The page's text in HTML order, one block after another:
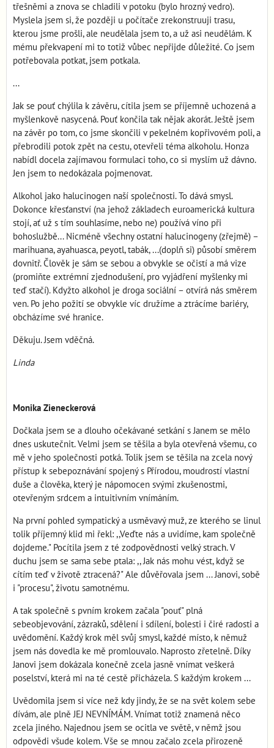
třešněmi a znova se chladili v potoku (bylo hrozný vedro).
Myslela jsem si, že později u počítače zrekonstruuji trasu,
kterou jsme prošli, ale neudělala jsem to, a už asi neudělám. K
mému překvapení mi to totiž vůbec nepřijde důležité. Co jsem
potřebovala potkat, jsem potkala.
...
Jak se pouť chýlila k závěru, cítila jsem se příjemně uchozená a
myšlenkově nasycená. Pouť končila tak nějak akorát. Ještě jsem
na závěr po tom, co jsme skončili v pekelném kopřivovém poli, a
přebrodili potok zpět na cestu, otevřeli téma alkoholu. Honza
nabídl docela zajímavou formulaci toho, co si myslím už dávno.
Jen jsem to nedokázala pojmenovat.
Alkohol jako halucinogen naší společnosti. To dává smysl.
Dokonce křesťanství (na jehož základech euroamerická kultura
stojí, ať už s tím souhlasíme, nebo ne) používá víno při
bohoslužbě... Nicméně všechny ostatní halucinogeny (zřejmě) –
marihuana, ayahuasca, peyotl, tabák, ...(doplň si) působí směrem
dovnitř. Člověk je sám se sebou a obvykle se očistí a má vize
(promiňte extrémní zjednodušení, pro vyjádření myšlenky mi
teď stačí). Kdyžto alkohol je droga sociální – otvírá nás směrem
ven. Po jeho požití se obvykle víc družíme a ztrácíme bariéry,
obcházíme své hranice.
Děkuju. Jsem vděčná.
Linda
Monika Zieneckerová
Dočkala jsem se a dlouho očekávané setkání s Janem se mělo
dnes uskutečnit. Velmi jsem se těšila a byla otevřená všemu, co
mě v jeho společnosti potká. Tolik jsem se těšila na zcela nový
přístup k sebepoznávání spojený s Přírodou, moudrostí vlastní
duše a člověka, který je nápomocen svými zkušenostmi,
otevřeným srdcem a intuitivním vnímáním.
Na první pohled sympatický a usměvavý muž, ze kterého se linul
tolik příjemný klid mi řekl: ,,Veďte nás a uvidíme, kam společně
dojdeme." Pocítila jsem z té zodpovědnosti velký strach. V
duchu jsem se sama sebe ptala: ,, Jak nás mohu vést, když se
cítím teď v životě ztracená?" Ale důvěřovala jsem ... Janovi, sobě
i "procesu", životu samotnému.
A tak společně s pvním krokem začala "pouť" plná
sebeobjevování, zázraků, sdělení i sdílení, bolesti i čiré radosti a
uvědomění. Každý krok měl svůj smysl, každé místo, k němuž
jsem nás dovedla ke mě promlouvalo. Naprosto zřetelně. Díky
Janovi jsem dokázala konečně zcela jasně vnímat veškerá
poselství, která mi na té cestě přicházela. S každým krokem ...
Uvědomila jsem si více než kdy jindy, že se na svět kolem sebe
dívám, ale plně JEJ NEVNÍMÁM. Vnímat totiž znamená něco
zcela jiného. Najednou jsem se ocitla ve světě, v němž jsou
odpovědi všude kolem. Vše se mnou začalo zcela přirozeně